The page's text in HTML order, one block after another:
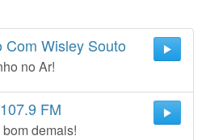
Com Wisley Souto
no Ar!
FM
demais!